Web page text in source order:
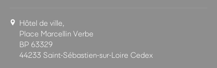
Hôtel de ville,
Place Marcellin Verbe
BP 63329
44233 Saint-Sébastien-sur-Loire Cedex